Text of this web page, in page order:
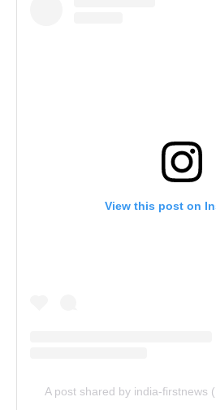
View this post on
A post shared by india-firstnews